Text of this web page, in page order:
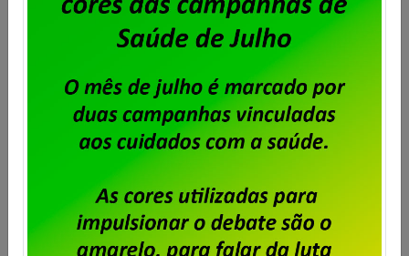
União foi eleita com 94% dos votos para mandato de
dois (dois) anos, com início no dia 12 de novembro […]
Saiba mais